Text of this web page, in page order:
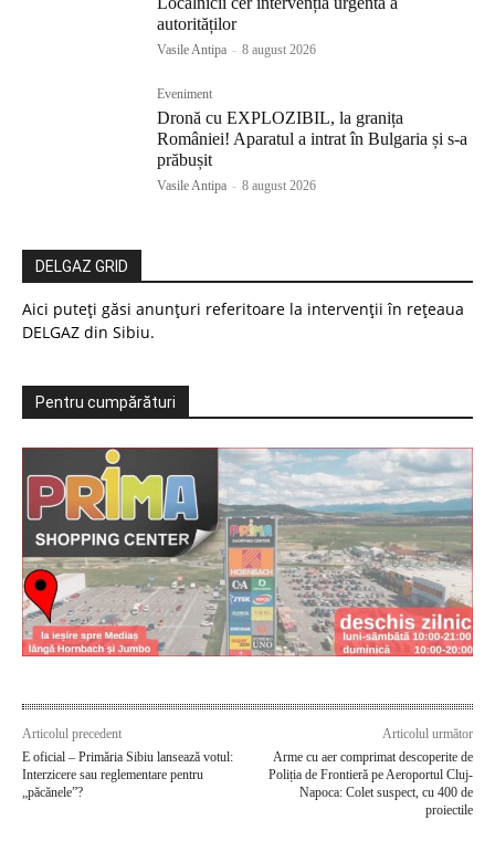
autorităților
Vasile Antipa - 8 august 2026
Eveniment
Dronă cu EXPLOZIBIL, la granița
României! Aparatul a intrat în Bulgaria și s-a
prăbușit
Vasile Antipa - 8 august 2026
DELGAZ GRID
Aici puteți găsi anunțuri referitoare la intervenții în rețeaua
DELGAZ din Sibiu.
Pentru cumpărături
Articolul precedent
E oficial – Primăria Sibiu lansează votul:
Interzicere sau reglementare pentru
„păcănele”?
Articolul următor
Arme cu aer comprimat descoperite de
Poliția de Frontieră pe Aeroportul Cluj-
Napoca: Colet suspect, cu 400 de
proiectile